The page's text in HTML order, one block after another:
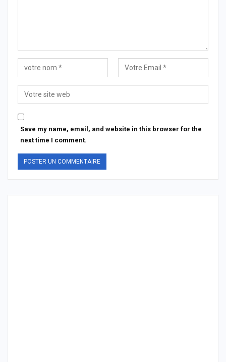
Save my name, email, and website in this browser for the
next time I comment.